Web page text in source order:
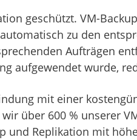
geschützt. VM-
zu den
Aufträgen
aufgewendet wurde,
mit einer
über 600 % unserer
und Replikation mit